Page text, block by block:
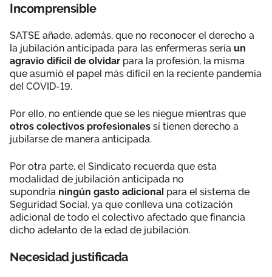
Incomprensible
SATSE añade, además, que no reconocer el derecho a
la jubilación anticipada para las enfermeras sería un
agravio difícil de olvidar para la profesión, la misma
que asumió el papel más difícil en la reciente pandemia
del COVID-19.
Por ello, no entiende que se les niegue mientras que
otros colectivos profesionales sí tienen derecho a
jubilarse de manera anticipada.
Por otra parte, el Sindicato recuerda que esta
modalidad de jubilación anticipada no
supondría ningún gasto adicional para el sistema de
Seguridad Social, ya que conlleva una cotización
adicional de todo el colectivo afectado que financia
dicho adelanto de la edad de jubilación.
Necesidad justificada